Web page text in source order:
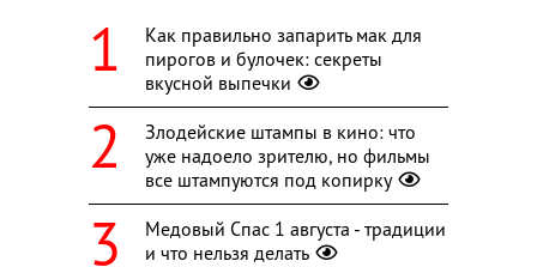
Как правильно запарить мак для
пирогов и булочек: секреты
вкусной выпечки
Злодейские штампы в кино: что
уже надоело зрителю, но фильмы
все штампуются под копирку
Медовый Спас 1 августа - традиции
и что нельзя делать